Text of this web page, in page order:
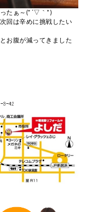
たぁ～(*´▽｀*)
回は辛めに挑戦したい
お腹が減ってきました